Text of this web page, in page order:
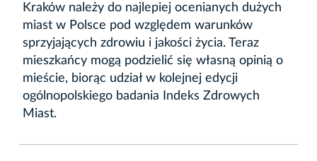
Kraków należy do najlepiej ocenianych dużych
miast w Polsce pod względem warunków
sprzyjających zdrowiu i jakości życia. Teraz
mieszkańcy mogą podzielić się własną opinią o
mieście, biorąc udział w kolejnej edycji
ogólnopolskiego badania Indeks Zdrowych
Miast.